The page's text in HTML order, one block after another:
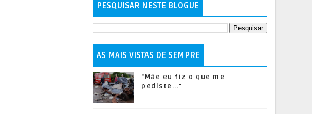
PESQUISAR NESTE BLOGUE
AS MAIS VISTAS DE SEMPRE
"Mãe eu fiz o que me
pediste..."